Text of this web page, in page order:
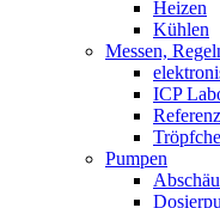
Heizen
Kühlen
Messen,
ICP
Pumpen